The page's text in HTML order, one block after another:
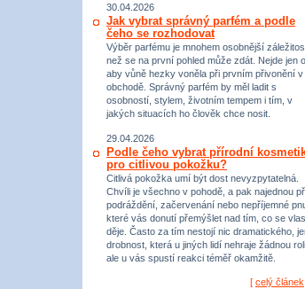
30.04.2026
Jak vybrat správný parfém a podle
čeho se rozhodovat
Výběr parfému je mnohem osobnější
než se na první pohled může zdát. Nejde jen o
aby vůně hezky voněla při prvním přivonění v
obchodě. Správný parfém by měl ladit s
osobností, stylem, životním tempem i tím, v
jakých situacích ho člověk chce nosit.
29.04.2026
Podle čeho vybrat přírodní
pro citlivou pokožku?
Citlivá pokožka umí být dost nevyzpytatelná.
Chvíli je všechno v pohodě, a pak najednou
podráždění, začervenání nebo nepříjemné
které vás donutí přemýšlet nad tím, co se
děje. Často za tím nestojí nic dramatického,
drobnost, která u jiných lidí nehraje žádnou roli,
ale u vás spustí reakci téměř okamžitě.
[ celý článek